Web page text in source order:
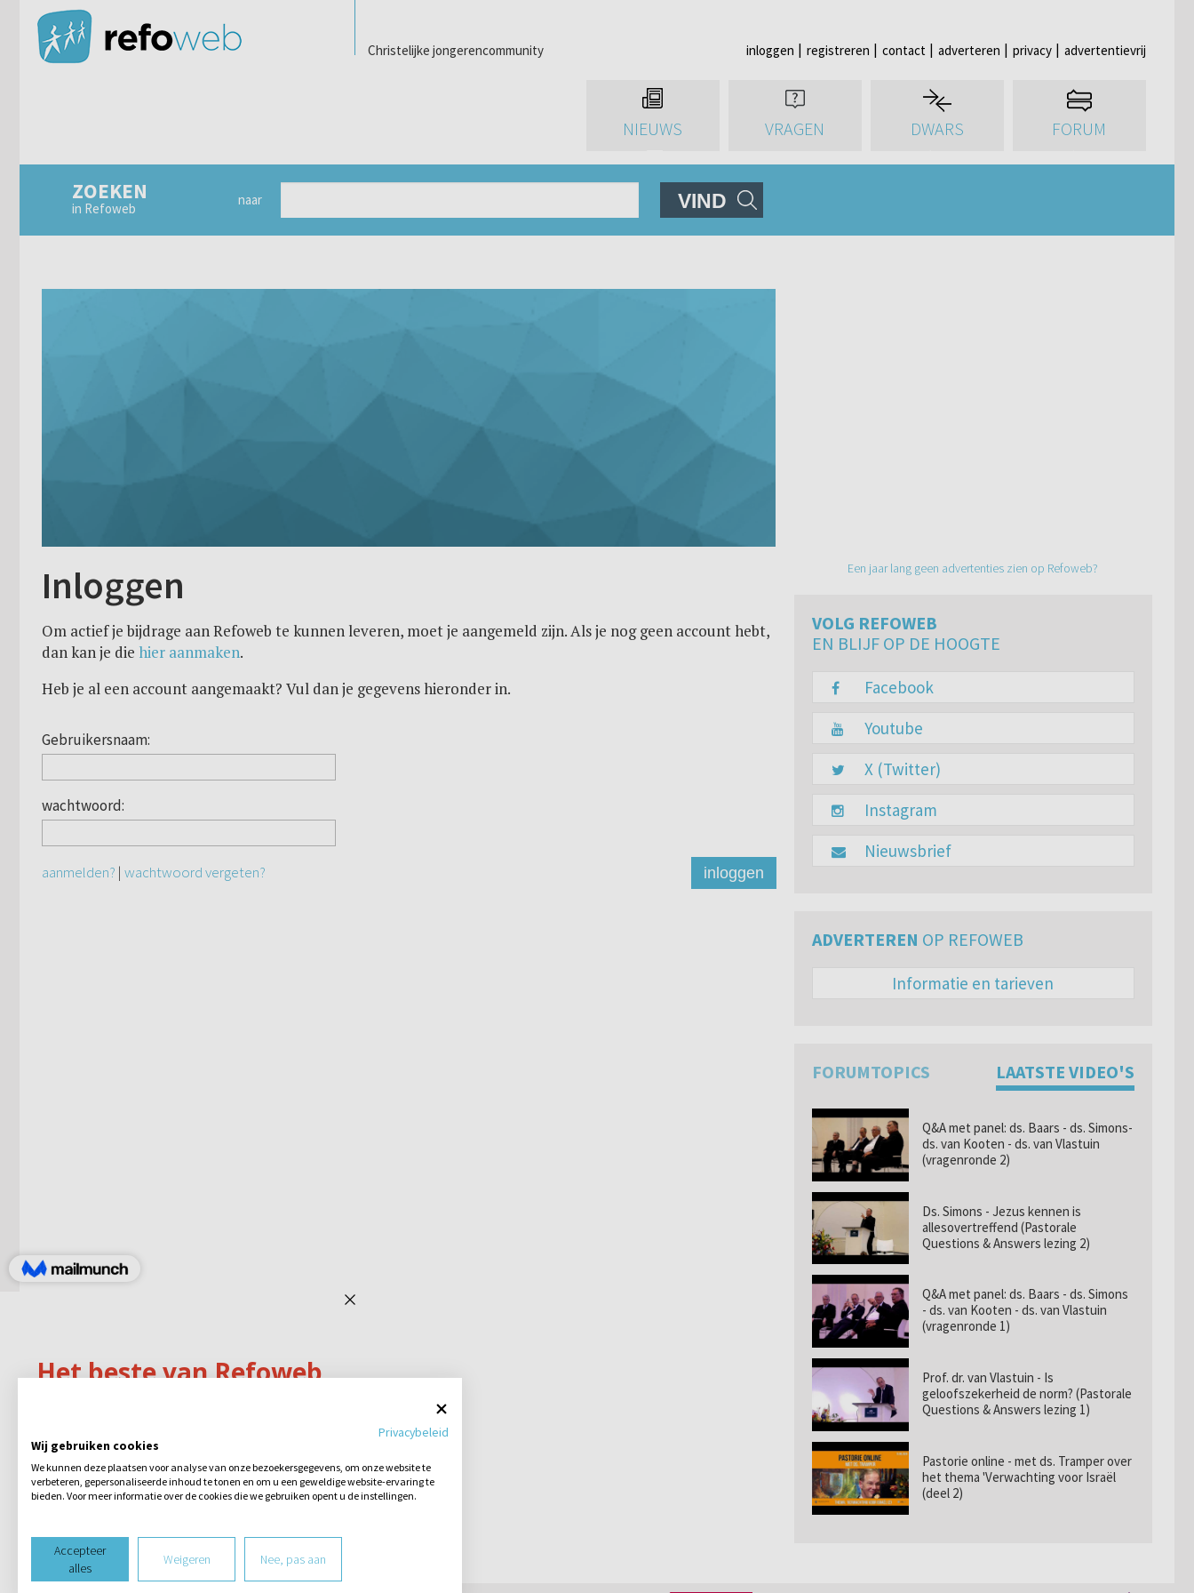
Christelijke jongerencommunity inloggen registreren contact adverteren privacy advertentievrij
NIEUWS VRAGEN DWARS FORUM
ZOEKEN
in Refoweb
naar VIND
Inloggen
Om actief je bijdrage aan Refoweb te kunnen leveren, moet je aangemeld zijn. Als je nog geen account hebt,
dan kan je die hier aanmaken.
Heb je al een account aangemaakt? Vul dan je gegevens hieronder in.
Gebruikersnaam:
wachtwoord:
aanmelden? | wachtwoord vergeten? inloggen
Een jaar lang geen advertenties zien op Refoweb?
VOLG REFOWEB
EN BLIJF OP DE HOOGTE
Facebook
Youtube
X (Twitter)
Instagram
Nieuwsbrief
ADVERTEREN OP REFOWEB
Informatie en tarieven
FORUMTOPICS LAATSTE VIDEO'S
Q&A met panel: ds. Baars - ds. Simons-
ds. van Kooten - ds. van Vlastuin
(vragenronde 2)
Ds. Simons - Jezus kennen is
allesovertreffend (Pastorale
Questions & Answers lezing 2)
Q&A met panel: ds. Baars - ds. Simons
- ds. van Kooten - ds. van Vlastuin
(vragenronde 1)
Prof. dr. van Vlastuin - Is
geloofszekerheid de norm? (Pastorale
Questions & Answers lezing 1)
Pastorie online - met ds. Tramper over
het thema 'Verwachting voor Israël
(deel 2)
Privacybeleid
Wij gebruiken cookies
We kunnen deze plaatsen voor analyse van onze bezoekersgegevens, om onze website te
verbeteren, gepersonaliseerde inhoud te tonen en om u een geweldige website-ervaring te
bieden. Voor meer informatie over de cookies die we gebruiken opent u de instellingen.
Accepteer
alles
Weigeren Nee, pas aan